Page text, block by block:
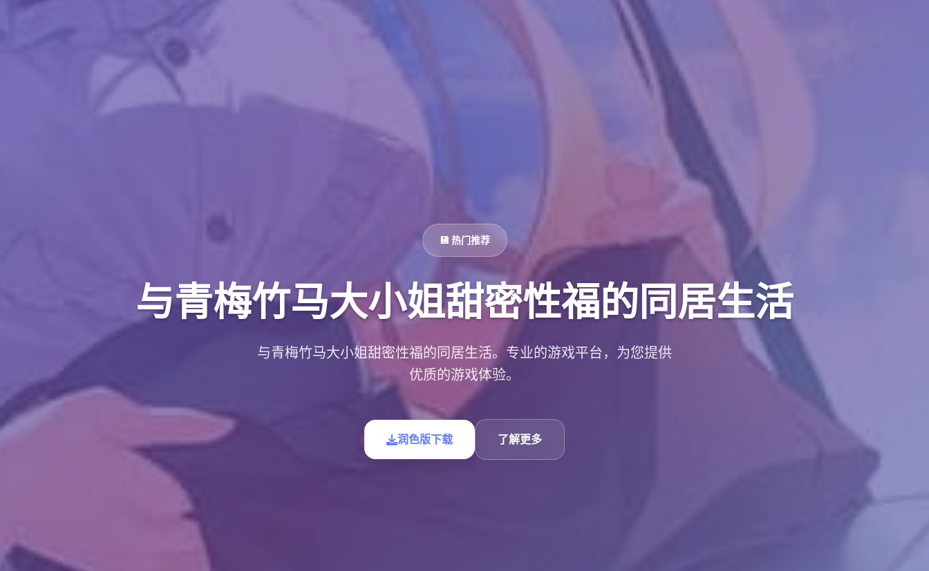
💾 热门推荐
与青梅竹马大小姐甜密性福的同居生活
与青梅竹马大小姐甜密性福的同居生活。专业的游戏平台，为您提供
优质的游戏体验。
润色版下载 了解更多